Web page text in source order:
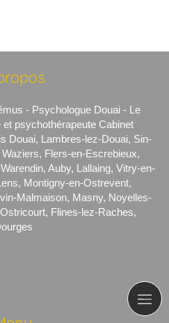
- Psychologue Douai - Le
psychothérapeute Cabinet
Douai, Lambres-lez-Douai, Sin-
Flers-en-Escrebieux,
Auby, Lallaing, Vitry-en-
Montigny-en-Ostrevent,
Malmaison, Masny, Noyelles-
Flines-lez-Raches,